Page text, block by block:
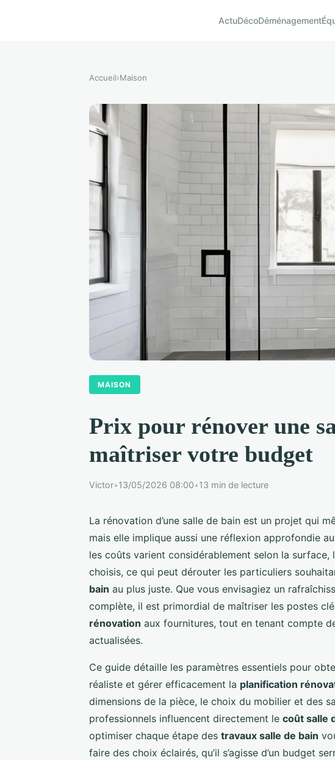
ActuDécoDéménagement
Accueil›Maison
MAISON
Prix pour rénover une
maîtriser votre budget
Victor•13/05/2026 08:00•13 min de lecture
La rénovation d’une salle de bain est un projet qui
mais elle implique aussi une réflexion approfondie
les coûts varient considérablement selon la
choisis, ce qui peut dérouter les particuliers
bain au plus juste. Que vous envisagiez un
complète, il est primordial de maîtriser les postes
rénovation aux fournitures, tout en tenant compte
actualisées.
Ce guide détaille les paramètres essentiels pour
réaliste et gérer efficacement la planification
dimensions de la pièce, le choix du mobilier et des
professionnels influencent directement le coût salle
optimiser chaque étape des travaux salle de bain
faire des choix éclairés, qu’il s’agisse d’un budget